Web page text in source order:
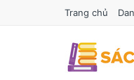
Trang chủ